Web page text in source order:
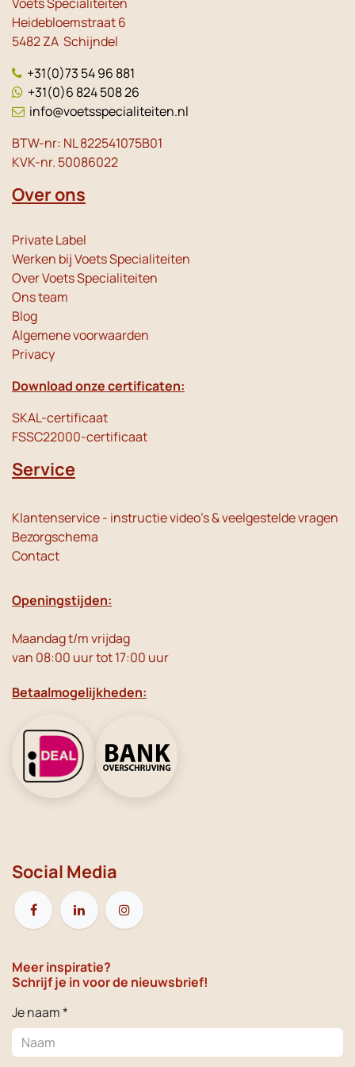
Heidebloemstraat 6
5482 ZA Schijndel
+31(0)73 54 96 881
+31(0)6 824 508 26
info@voetsspecialiteiten.nl
BTW-nr: NL 822541075B01
KVK-nr. 50086022
Over ons
Private Label
Werken bij Voets Specialiteiten
Over Voets Specialiteiten
Ons team
Blog
Algemene voorwaarden
Privacy
Download onze certificaten:
SKAL-certificaat
FSSC22000-certificaat
Service
Klantenservice - instructie video's & veelgestelde vragen
Bezorgschema
Contact
Openingstijden:
Maandag t/m vrijdag
van 08:00 uur tot 17:00 uur
Betaalmogelijkheden:
Social Media
Meer inspiratie?
Schrijf je in voor de nieuwsbrief!
Je naam *